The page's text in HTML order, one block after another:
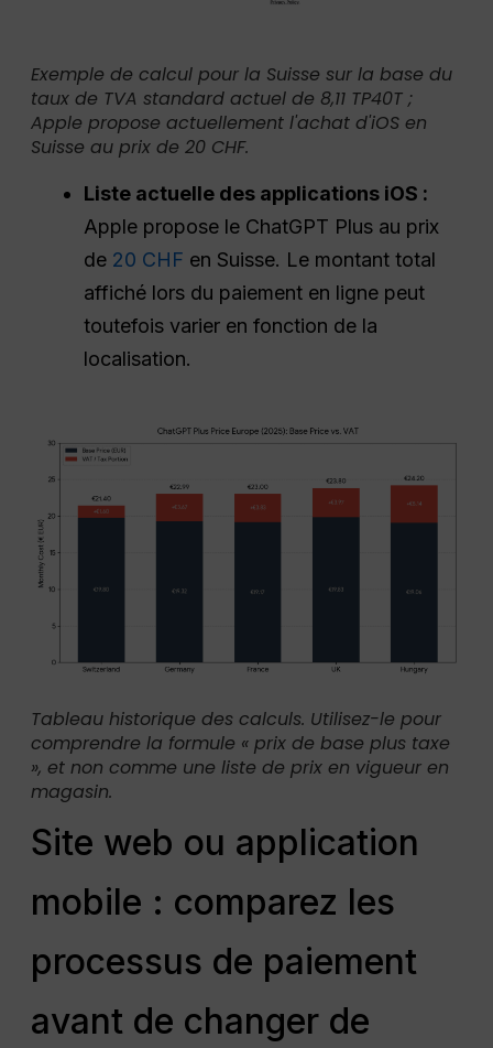
Exemple de calcul pour la Suisse sur la base du
taux de TVA standard actuel de 8,11 TP40T ;
Apple propose actuellement l'achat d'iOS en
Suisse au prix de 20 CHF.
Liste actuelle des applications iOS :
Apple propose le ChatGPT Plus au prix
de 20 CHF en Suisse. Le montant total
affiché lors du paiement en ligne peut
toutefois varier en fonction de la
localisation.
Tableau historique des calculs. Utilisez-le pour
comprendre la formule « prix de base plus taxe
», et non comme une liste de prix en vigueur en
magasin.
Site web ou application
mobile : comparez les
processus de paiement
avant de changer de